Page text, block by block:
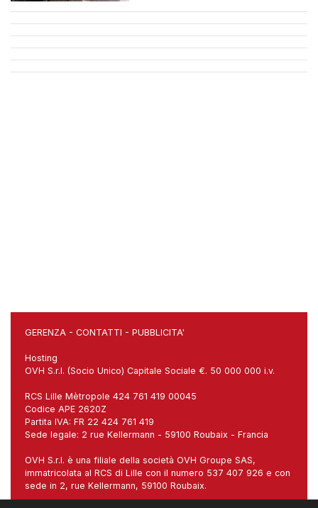
GERENZA - CONTATTI - PUBBLICITA'
Hosting
OVH S.r.l. (Socio Unico) Capitale Sociale €. 50 000 000 i.v.
RCS Lille Mètropole 424 761 419 00045
Codice APE 2620Z
Partita IVA: FR 22 424 761 419
Sede legale: 2 rue Kellermann - 59100 Roubaix - Francia
OVH S.r.l. è una filiale della società OVH Groupe SAS,
immatricolata al RCS di Lille con il numero 537 407 926 e con
sede in 2, rue Kellermann, 59100 Roubaix.